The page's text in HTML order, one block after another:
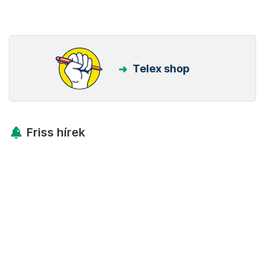
Telex shop
Friss hírek